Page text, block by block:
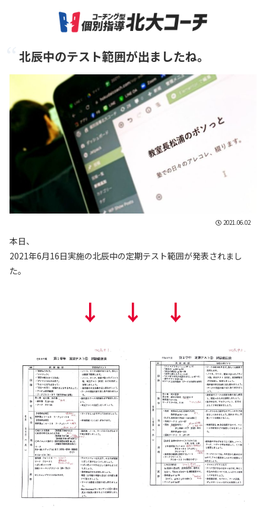
北辰中のテスト範囲が出ましたね。
2021.06.02
本日、
2021年6月16日実施の北辰中の定期テスト範囲が発表されまし
た。
↓ ↓ ↓